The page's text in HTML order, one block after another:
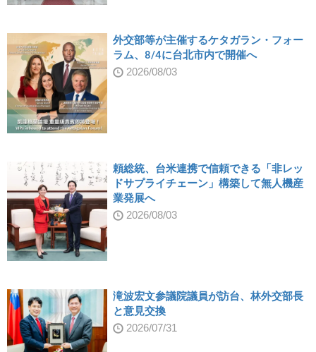
外交部等が主催するケタガラン・フォー
ラム、8/4に台北市内で開催へ
2026/08/03
頼総統、台米連携で信頼できる「非レッ
ドサプライチェーン」構築して無人機産
業発展へ
2026/08/03
滝波宏文参議院議員が訪台、林外交部長
と意見交換
2026/07/31